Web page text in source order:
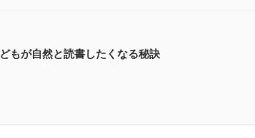
もが自然と読書したくなる秘訣